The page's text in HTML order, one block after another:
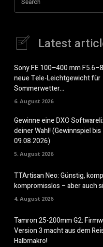
Latest
Sony FE 100–400 mm
neue Tele-Leichtgewicht für
Sommerwetter…
6. August 2026
Gewinne eine DXO
deiner Wahl! (Gewinnspiel
09.08.2026)
5. August 2026
TTArtisan Neo: Günstig,
kompromisslos – aber auch
4. August 2026
Tamron 25-200mm G2:
Version 3 macht aus dem
Halbmakro!